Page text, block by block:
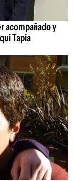
acompañado y
Tapia